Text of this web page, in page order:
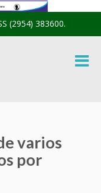
(2954) 383600.
varios
por